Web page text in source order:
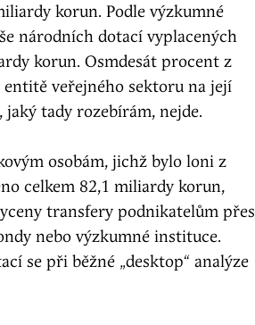
korun. Podle výzkumné
národních dotací vyplacených
korun. Osmdesát procent z
veřejného sektoru na její
jaký tady rozebírám, nejde.
osobám, jichž bylo loni z
celkem 82,1 miliardy korun,
transfery podnikatelům přes
nebo výzkumné instituce.
se při běžné „desktop“ analýze